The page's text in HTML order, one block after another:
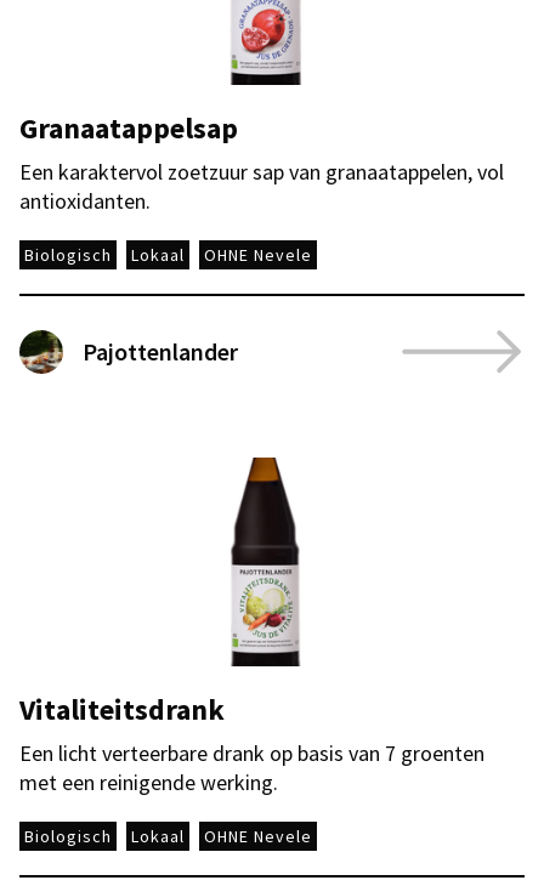
Granaatappelsap
Een karaktervol zoetzuur sap van granaatappelen, vol
antioxidanten.
Biologisch Lokaal OHNE Nevele
Pajottenlander
Vitaliteitsdrank
Een licht verteerbare drank op basis van 7 groenten
met een reinigende werking.
Biologisch Lokaal OHNE Nevele